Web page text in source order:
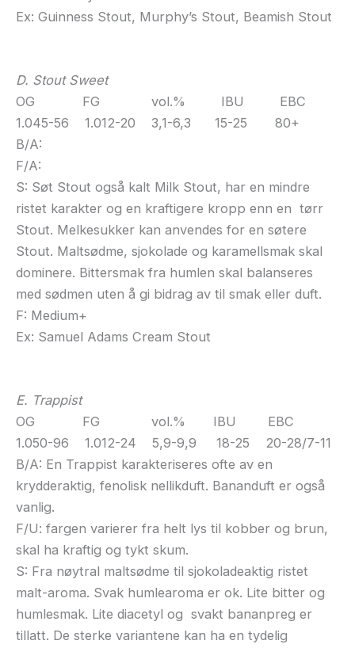
Ex: Guinness Stout, Murphy’s Stout, Beamish Stout
D. Stout Sweet
OG FG vol.% IBU EBC
1.045-56 1.012-20 3,1-6,3 15-25 80+
B/A:
F/A:
S: Søt Stout også kalt Milk Stout, har en mindre
ristet karakter og en kraftigere kropp enn en tørr
Stout. Melkesukker kan anvendes for en søtere
Stout. Maltsødme, sjokolade og karamellsmak skal
dominere. Bittersmak fra humlen skal balanseres
med sødmen uten å gi bidrag av til smak eller duft.
F: Medium+
Ex: Samuel Adams Cream Stout
E. Trappist
OG FG vol.% IBU EBC
1.050-96 1.012-24 5,9-9,9 18-25 20-28/7-11
B/A: En Trappist karakteriseres ofte av en
krydderaktig, fenolisk nellikduft. Bananduft er også
vanlig.
F/U: fargen varierer fra helt lys til kobber og brun,
skal ha kraftig og tykt skum.
S: Fra nøytral maltsødme til sjokoladeaktig ristet
malt-aroma. Svak humlearoma er ok. Lite bitter og
humlesmak. Lite diacetyl og svakt bananpreg er
tillatt. De sterke variantene kan ha en tydelig